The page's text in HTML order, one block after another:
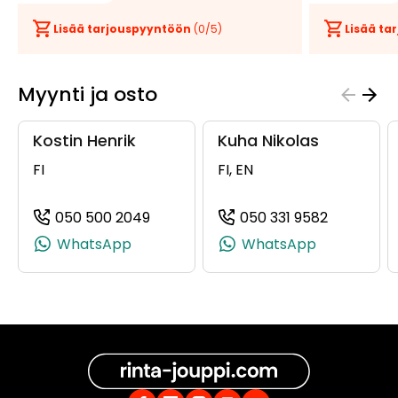
Lisää tarjouspyyntöön (0/5) Lisää
Myynti ja osto
Kostin Henrik
FI
050 500 2049
(+358505002049, 0505002049,
WhatsApp
Kuha Nikolas
FI, EN
050 331 9582
WhatsApp